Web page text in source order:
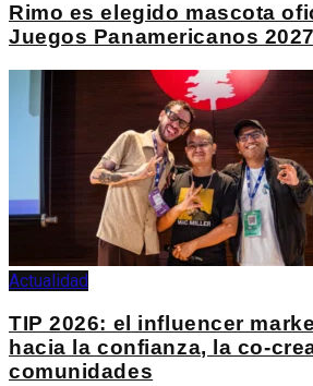
Rimo es elegido mascota
Juegos Panamericanos 2027
Actualidad
TIP 2026: el influencer
hacia la confianza, la co-
comunidades